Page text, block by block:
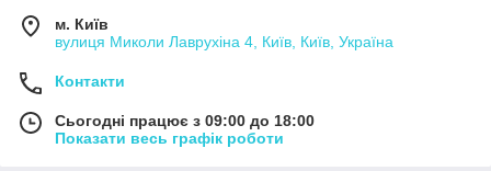
м. Київ
вулиця Миколи Лаврухіна 4, Київ, Київ, Україна
Контакти
Сьогодні працює з 09:00 до 18:00
Показати весь графік роботи